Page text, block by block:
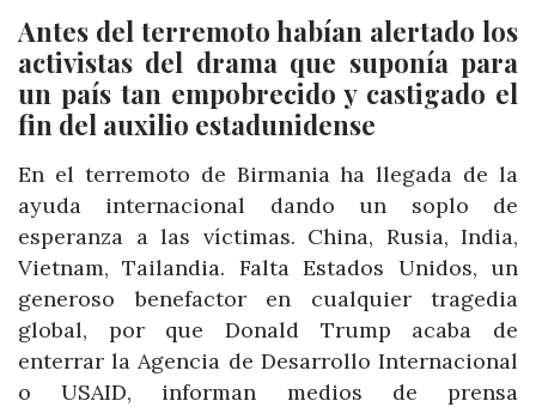
Antes del terremoto habían alertado los
activistas del drama que suponía para
un país tan empobrecido y castigado el
fin del auxilio estadunidense
En el terremoto de Birmania ha llegada de la
ayuda internacional dando un soplo de
esperanza a las víctimas. China, Rusia, India,
Vietnam, Tailandia. Falta Estados Unidos, un
generoso benefactor en cualquier tragedia
global, por que Donald Trump acaba de
enterrar la Agencia de Desarrollo Internacional
o USAID, informan medios de prensa